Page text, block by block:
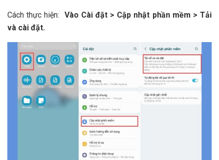
Cách thực hiện: Vào Cài đặt > Cập nhật phần mềm > Tải
và cài đặt.